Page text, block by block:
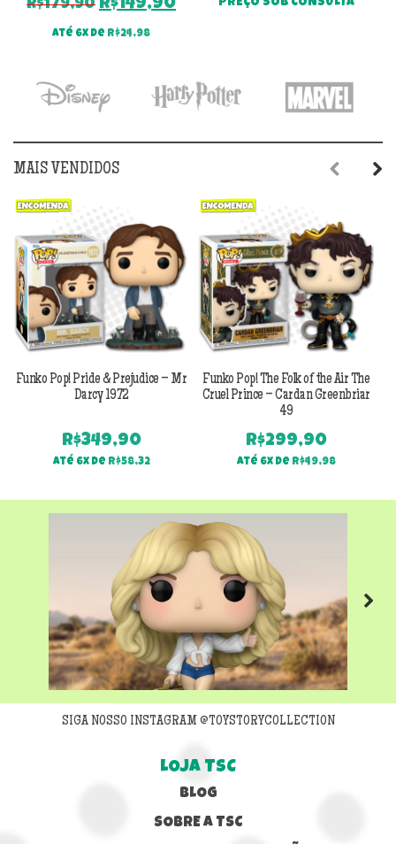
R$179,90 O
preço
original
R$179,90.
R$149,90O
R$149,90.
Até 6x de R$24,98
PREÇO SOB CONSULTA
MAIS VENDIDOS
Funko Pop! Pride & Prejudice – Mr
Darcy 1972
R$349,90
Até 6x de R$58,32
Funko Pop! The Folk of the Air The
Cruel Prince – Cardan Greenbriar
49
R$299,90
Até 6x de R$49,98
Next
SIGA NOSSO INSTAGRAM @TOYSTORYCOLLECTION
LOJA TSC
BLOG
SOBRE A TSC